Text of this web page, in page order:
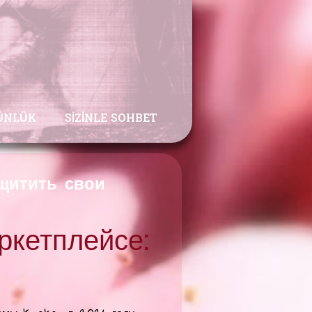
SIZINLE SOHBET
свои